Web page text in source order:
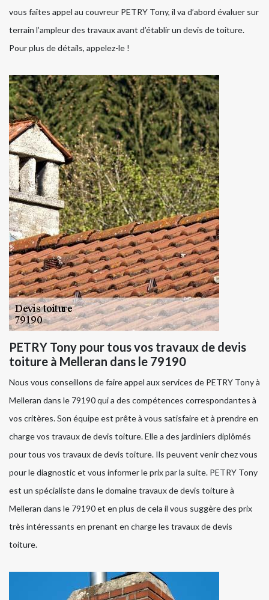
vous faîtes appel au couvreur PETRY Tony, il va d’abord évaluer sur
terrain l’ampleur des travaux avant d’établir un devis de toiture.
Pour plus de détails, appelez-le !
PETRY Tony pour tous vos travaux de devis
toiture à Melleran dans le 79190
Nous vous conseillons de faire appel aux services de PETRY Tony à
Melleran dans le 79190 qui a des compétences correspondantes à
vos critères. Son équipe est prête à vous satisfaire et à prendre en
charge vos travaux de devis toiture. Elle a des jardiniers diplômés
pour tous vos travaux de devis toiture. Ils peuvent venir chez vous
pour le diagnostic et vous informer le prix par la suite. PETRY Tony
est un spécialiste dans le domaine travaux de devis toiture à
Melleran dans le 79190 et en plus de cela il vous suggère des prix
très intéressants en prenant en charge les travaux de devis
toiture.